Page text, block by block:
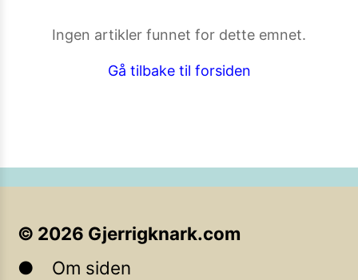
Vil du være med i tipsekonkurransen kan du oppgi
Ingen artikler funnet for dette emnet.
Gå tilbake til forsiden
© 2026 Gjerrigknark.com
Om siden